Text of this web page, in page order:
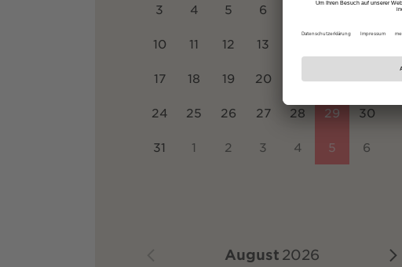
August 2026
3 4 5 6 8 9
10 11 12 13
17 18 19 20 21 22 23
24 25 26 27 28 29 30
31 1 2 3 4 5 6